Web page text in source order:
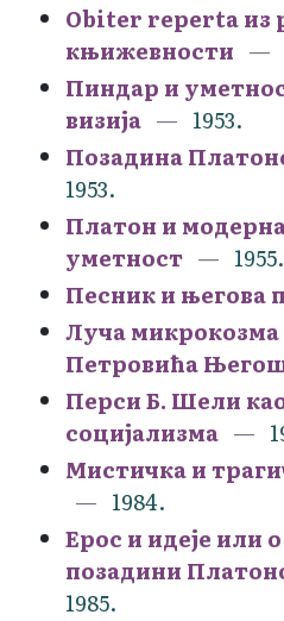
Obiter reperta из
књижевности
Пиндар и
визија
1953.
Позадина
1953.
Платон и
уметност
1955.
Песник и његова
Луча
Петровића
Перси Б. Шели
социјализма
Мистичка и
1984.
Ерос и идеје или
позадини
1985.